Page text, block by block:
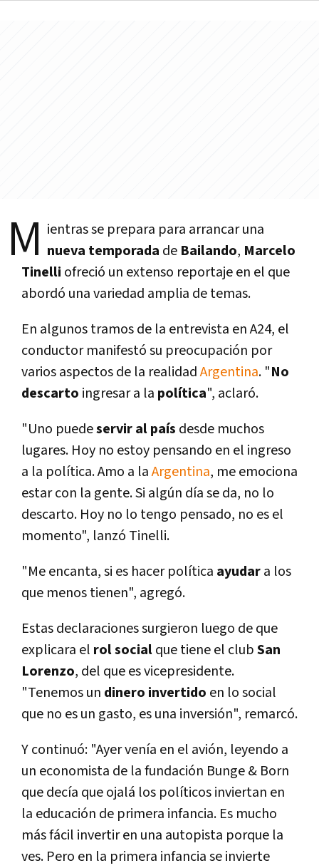
M ientras se prepara para arrancar una
nueva temporada de Bailando, Marcelo
Tinelli ofreció un extenso reportaje en el que
abordó una variedad amplia de temas.
En algunos tramos de la entrevista en A24, el
conductor manifestó su preocupación por
varios aspectos de la realidadArgentina. "No
descarto ingresar a la polí­tica", aclaró.
"Uno puedeservir al paí­s desde muchos
lugares. Hoy no estoy pensando en el ingreso
a la polí­tica. Amo a laArgentina, me emociona
estar con la gente. Si algún dí­a se da, no lo
descarto. Hoy no lo tengo pensado, no es el
momento", lanzó Tinelli.
"Me encanta, si es hacer polí­tica ayudara los
que menos tienen", agregó.
Estas declaraciones surgieron luego de que
explicara el rol socialque tiene el clubSan
Lorenzo, del que es vicepresidente.
"Tenemos un dinero invertido en lo social
que no es un gasto, es una inversión", remarcó.
Y continuó: "Ayer vení­a en el avión, leyendo a
un economista de la fundación Bunge & Born
que decí­a que ojalá los polí­ticos inviertan en
la educación de primera infancia. Es mucho
más fácil invertir en una autopista porque la
ves. Pero en la primera infancia se invierte